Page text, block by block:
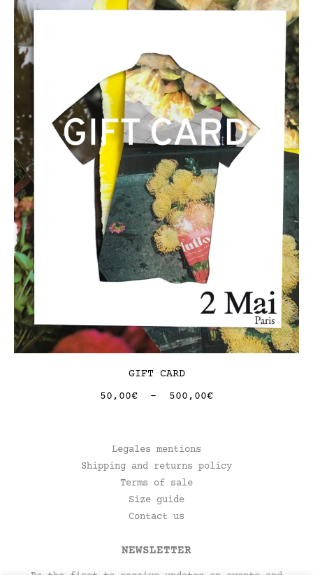
GIFT CARD
50,00€ - 500,00€
Legales mentions
Shipping and returns policy
Terms of sale
Size guide
Contact us
NEWSLETTER